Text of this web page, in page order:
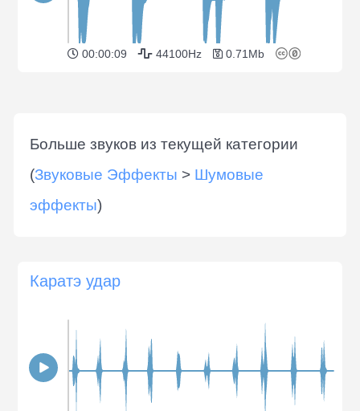
00:00:09 44100Hz 0.71Mb
Больше звуков из текущей категории
(Звуковые Эффекты > Шумовые
эффекты)
Каратэ удар